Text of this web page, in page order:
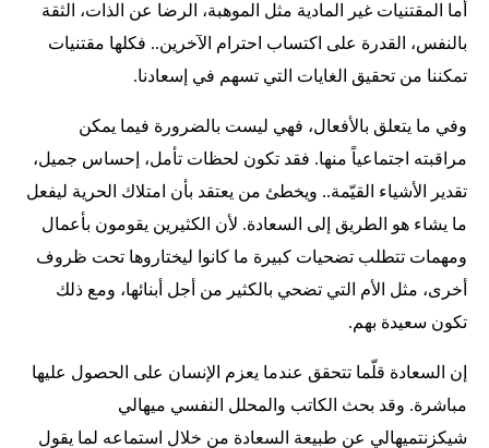
أما المقتنيات غير المادية مثل الموهبة، الرضا عن الذات، الثقة
بالنفس، القدرة على اكتساب احترام الآخرين.. فكلها مقتنيات
تمكننا من تحقيق الغايات التي تسهم في إسعادنا.
وفي ما يتعلق بالأفعال، فهي ليست بالضرورة فيما يمكن
مراقبته اجتماعياً منها. فقد تكون لحظات تأمل، إحساس جميل،
تقدير الأشياء القيّمة.. ويخطئ من يعتقد بأن امتلاك الحرية ليفعل
ما يشاء هو الطريق إلى السعادة. لأن الكثيرين يقومون بأعمال
ومهمات تتطلب تضحيات كبيرة ما كانوا ليختاروها تحت ظروف
أخرى، مثل الأم التي تضحي بالكثير من أجل أبنائها، ومع ذلك
تكون سعيدة بهم.
إن السعادة قلّما تتحقق عندما يعزم الإنسان على الحصول عليها
مباشرة. وقد بحث الكاتب والمحلل النفسي ميهالي
شيكزنتميهالي عن طبيعة السعادة من خلال استماعه لما يقول